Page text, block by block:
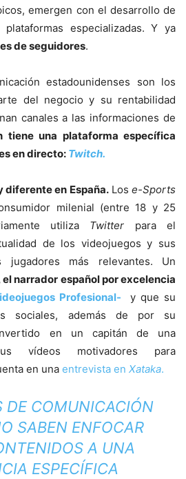
emergen con el desarrollo de
especializadas. Y ya
de seguidores.
estadounidenses son los
del negocio y su rentabilidad
canales a las informaciones de
tiene una plataforma específica
en directo: Twitch.
diferente en España.Los e-Sports
milenial (entre 18 y 25
utiliza Twitter para el
de los videojuegos y sus
jugadores más relevantes. Un
el narrador español por excelencia
Profesional-
y que su
sociales, además de por su
en un capitán de una
vídeos motivadores para
en una entrevista en Xataka.
DE COMUNICACIÓN
SABEN ENFOCAR
A UNA
ESPECÍFICA